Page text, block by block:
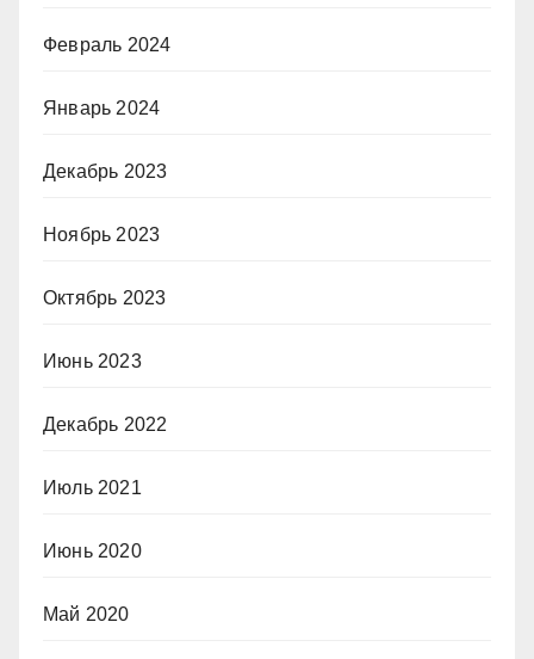
Февраль 2024
Январь 2024
Декабрь 2023
Ноябрь 2023
Октябрь 2023
Июнь 2023
Декабрь 2022
Июль 2021
Июнь 2020
Май 2020